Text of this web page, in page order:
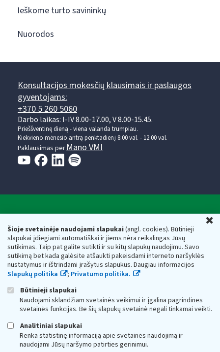
Šioje svetainėje naudojami slapukai(angl. cookies). Būtinieji
slapukai įdiegiami automatiškai ir jiems nėra reikalingas Jūsų
sutikimas. Taip pat galite sutikti ir su kitų slapukų naudojimu. Savo
sutikimą bet kada galėsite atšaukti pakeisdami interneto naršyklės
nustatymus ir ištrindami įrašytus slapukus. Daugiau informacijos
Slapukų politika
; Privatumo politika.
Būtinieji slapukai
Naudojami sklandžiam svetainės veikimui ir įgalina pagrindines
svetainės funkcijas. Be šių slapukų svetainė negali tinkamai veikti.
Analitiniai slapukai
Renka statistinę informaciją apie svetainės naudojimą ir
naudojami Jūsų naršymo patirties gerinimui.
Ieškome turto savininkų
Nuorodos
Konsultacijos mokesčių klausimais ir paslaugos
gyventojams:
+370 5 260 5060
Darbo laikas: I-IV 8.00-17.00, V 8.00-15.45.
Prieššventinę dieną - viena valanda trumpiau.
Kiekvieno mėnesio antrą penktadienį 8.00 val. - 12.00 val.
Paklausimas per Mano VMI
Respublikos finansų ministerijos
Biudžetinė įstaiga. Juridinio asmens kodas — 188659752,
adresas: Vasario 16-osios g. 14, 01107 Vilnius, Lietuva, el.paštas:
vmi@vmi.lt, E. pristatymo dėžutės adresas 188659752
Duomenys apie Valstybinę mokesčių inspekciją prie Lietuvos
Respublikos finansų ministerijos kaupiami ir saugomi Juridinių